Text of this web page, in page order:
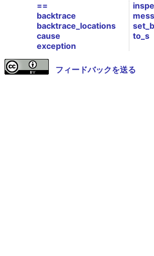
==
backtrace
backtrace_locations
cause
exception
to_s
フィードバックを送る